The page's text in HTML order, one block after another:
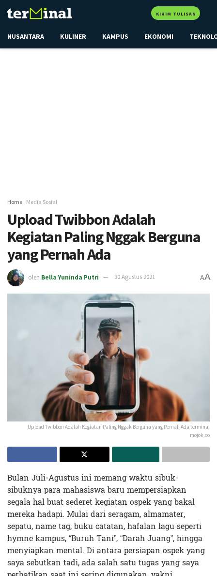
KIRIM TULISAN
NUSANTARA KULINER KAMPUS EKONOMI
Home Media Sosial
Upload Twibbon Adalah
Kegiatan Paling Nggak Berguna
yang Pernah Ada
oleh Bella Yuninda Putri 30 Agustus 2021 AA
Upload Twibbon Adalah Kegiatan Paling Nggak Berguna yang Pernah Ada terminal
mojok.co
Bulan Juli-Agustus ini memang waktu sibuk-
sibuknya para mahasiswa baru mempersiapkan
segala hal buat sederet kegiatan ospek yang bakal
mereka hadapi. Mulai dari seragam, almamater,
sepatu, name tag, buku catatan, hafalan lagu seperti
hymne kampus, “Buruh Tani”, “Darah Juang”, hingga
menyiapkan mental. Di antara persiapan ospek yang
saya sebutkan tadi, ada salah satu tugas yang saya